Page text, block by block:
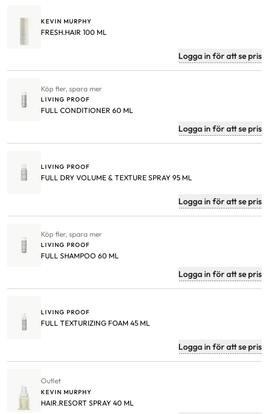
KEVIN MURPHY
FRESH.HAIR 100 ML
Logga in för att se pris
Köp fler, spara mer
LIVING PROOF
FULL CONDITIONER 60 ML
Logga in för att se pris
LIVING PROOF
FULL DRY VOLUME & TEXTURE SPRAY 95 ML
Logga in för att se pris
Köp fler, spara mer
LIVING PROOF
FULL SHAMPOO 60 ML
Logga in för att se pris
LIVING PROOF
FULL TEXTURIZING FOAM 45 ML
Logga in för att se pris
Outlet
KEVIN MURPHY
HAIR.RESORT SPRAY 40 ML